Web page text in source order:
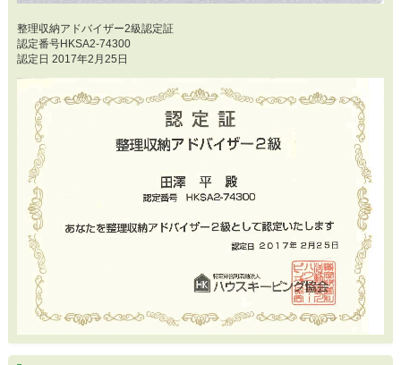
整理収納アドバイザー2級認定証
認定番号HKSA2-74300
認定日 2017年2月25日